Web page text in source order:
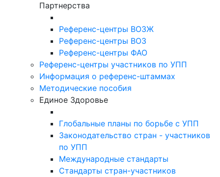
Партнерства
Референс-центры ВОЗЖ
Референс-центры ВОЗ
Референс-центры ФАО
Референс-центры участников по УПП
Информация о референс-штаммах
Методические пособия
Единое Здоровье
Глобальные планы по борьбе с УПП
Законодательство стран - участников
по УПП
Международные стандарты
Стандарты стран-участников